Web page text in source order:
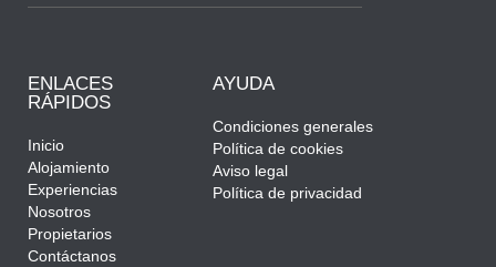
ENLACES
RÁPIDOS
Inicio
Alojamiento
Experiencias
Nosotros
Propietarios
Contáctanos
AYUDA
Condiciones generales
Política de cookies
Aviso legal
Política de privacidad